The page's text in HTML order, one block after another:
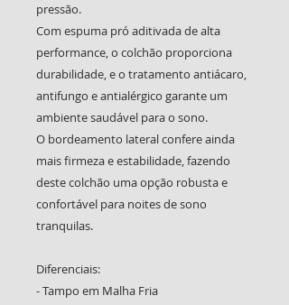
pressão.
Com espuma pró aditivada de alta
performance, o colchão proporciona
durabilidade, e o tratamento antiácaro,
antifungo e antialérgico garante um
ambiente saudável para o sono.
O bordeamento lateral confere ainda
mais firmeza e estabilidade, fazendo
deste colchão uma opção robusta e
confortável para noites de sono
tranquilas.
Diferenciais:
- Tampo em Malha Fria